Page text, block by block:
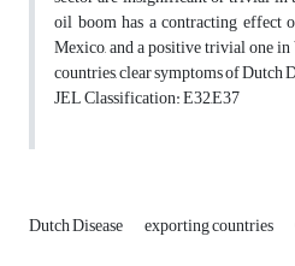
oil boom has a contracting effect
Mexico, and a positive trivial one
countries, clear symptoms of Dutch
JEL Classification: E32,E37
Dutch Disease exporting countries